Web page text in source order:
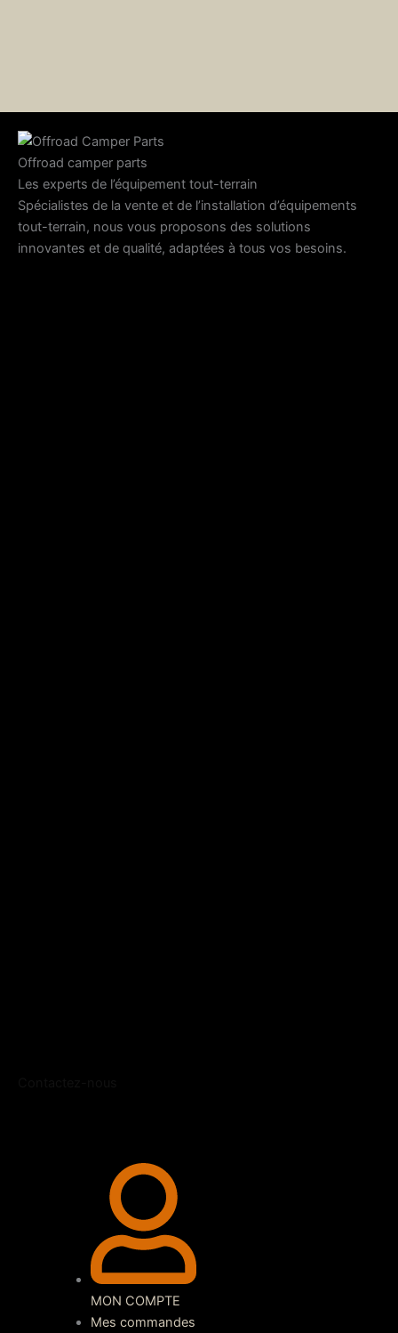
Offroad camper parts
Les experts de l’équipement tout-terrain
Spécialistes de la vente et de l’installation d’équipements
tout-terrain, nous vous proposons des solutions
innovantes et de qualité, adaptées à tous vos besoins.
MON COMPTE
Mes commandes